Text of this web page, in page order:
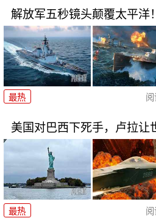
解放军五秒镜头颠覆太平洋
最热
美国对巴西下死手，卢拉让
最热